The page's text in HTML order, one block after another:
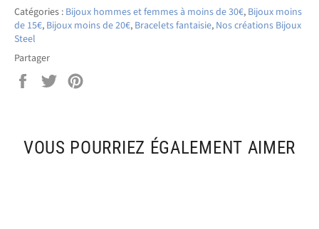
Catégories : Bijoux hommes et femmes à moins de 30€, Bijoux moins
de 15€, Bijoux moins de 20€, Bracelets fantaisie, Nos créations Bijoux
Steel
Partager
PartagerTweeter
VOUS POURRIEZ ÉGALEMENT AIMER